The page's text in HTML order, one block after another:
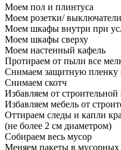
Моем пол и плинтуса
Моем розетки/ выключатели
Моем шкафы внутри при
Моем шкафы сверху
Моем настенный кафель
Протираем от пыли все
Снимаем защитную пленку
Снимаем скотч
Избавляем от
Избавляем мебель от
Оттираем следы и капли
(не более 2 см диаметром)
Собираем весь мусор
Меняем пакеты в мусорных